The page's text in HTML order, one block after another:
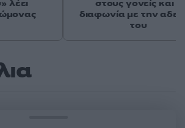
λέει
στους γονείς και η
διαφωνία με την
του